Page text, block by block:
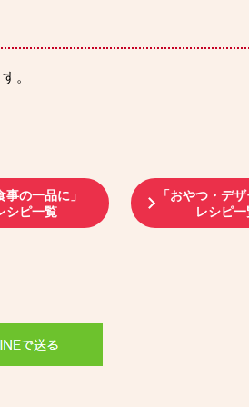
。
事の一品に」
シピ一覧
「おやつ・デザ
レシピ一